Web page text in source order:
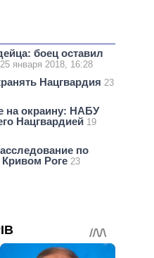
боец оставил
25 января 2018, 16:28
Нацгвардия 23
на окраину: НАБУ
Нацгвардией 19
по
Роге 23